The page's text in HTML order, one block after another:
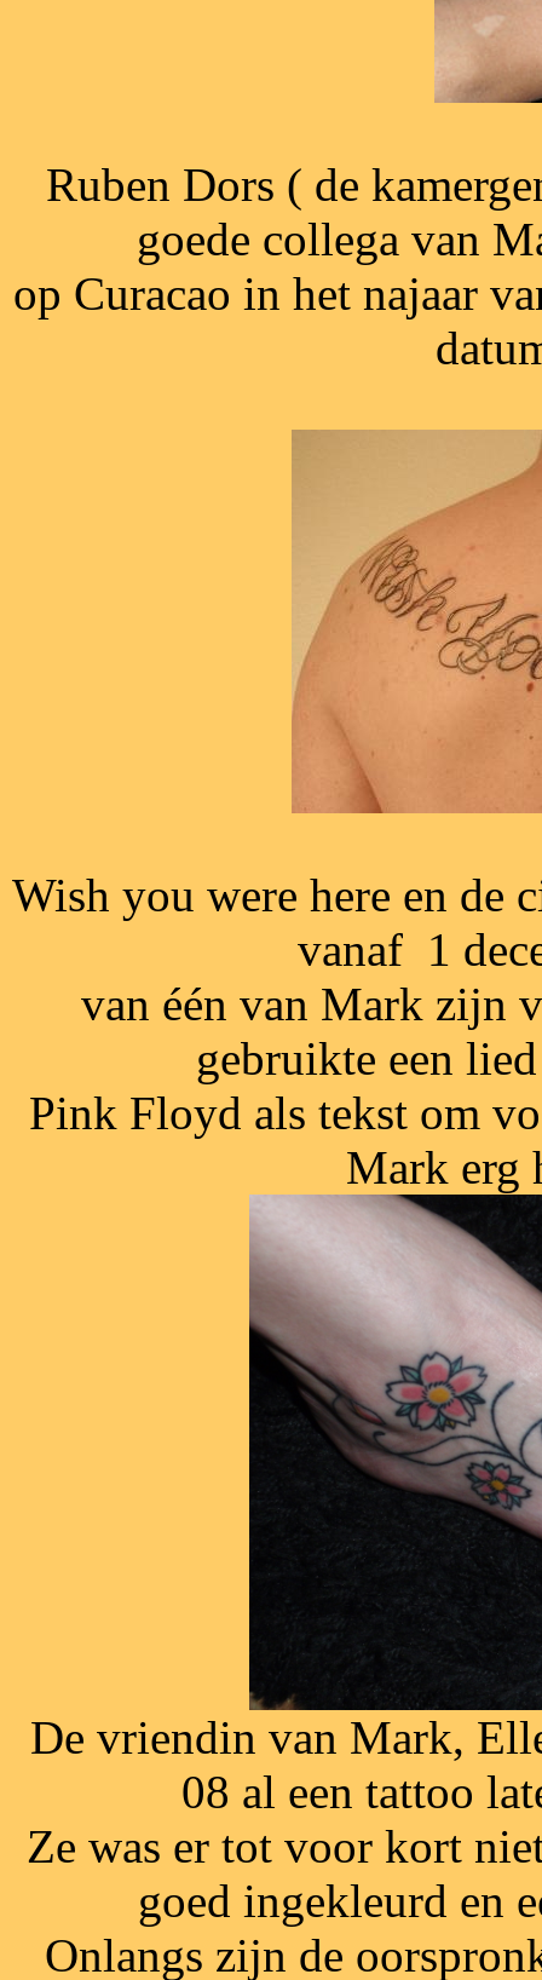
Ruben Dors ( de
goede collega van
op Curacao in het najaar
Wish you were here en de
vanaf 1
van één van Mark zijn
gebruikte een
Pink Floyd als tekst om
Mark erg
De vriendin van Mark,
08 al een tattoo
Ze was er tot voor kort
goed ingekleurd en
Onlangs zijn de